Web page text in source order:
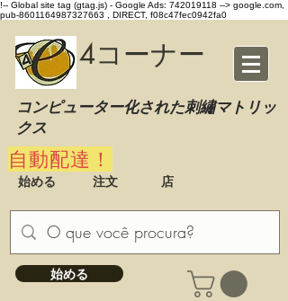
!-- Global site tag (gtag.js) - Google Ads: 742019118 --> google.com,
pub-8601164987327663 , DIRECT, f08c47fec0942fa0
4コーナー
コンピューター化された刺繡マトリッ
クス
自動配達！
始める 注文 店
始める